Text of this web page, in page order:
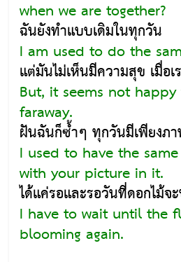
when we are together?
ฉันยังทำแบบเดิมในทุกวัน
I am used to do the
แต่มันไม่เห็นมีความสุข เมื่อเ
But, it seems not
faraway.
ฝันฉันก็ซ้ำๆ ทุกวันมีเพียงภา
I used to have the
with your picture in it.
ได้แค่รอและรอวันที่ดอกไม้จ
I have to wait until the
blooming again.